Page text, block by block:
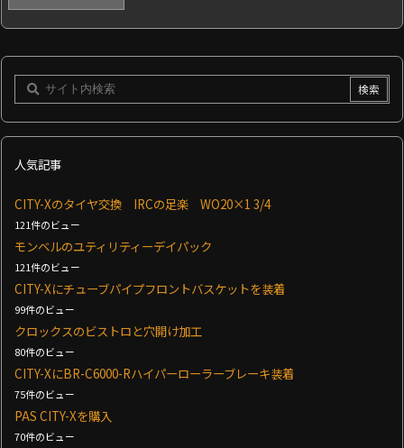
人気記事
CITY-Xのタイヤ交換 IRCの足楽 WO20×1 3/4
121件のビュー
モンベルのユティリティーデイパック
121件のビュー
CITY-Xにチューブパイプフロントバスケットを装着
99件のビュー
クロックスのビストロと穴開け加工
80件のビュー
CITY-XにBR-C6000-Rハイパーローラーブレーキ装着
75件のビュー
PAS CITY-Xを購入
70件のビュー